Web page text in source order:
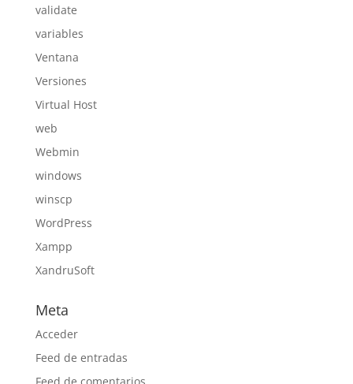
validate
variables
Ventana
Versiones
Virtual Host
web
Webmin
windows
winscp
WordPress
Xampp
XandruSoft
Meta
Acceder
Feed de entradas